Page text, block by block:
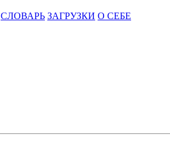
СЛОВАРЬ ЗАГРУЗКИ О СЕБЕ